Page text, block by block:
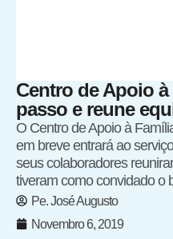
Centro de Apoio
passo e reune
O Centro de Apoio à
em breve entrará ao
seus colaboradores
tiveram como convidado o
Pe. José Augusto
Novembro 6, 2019